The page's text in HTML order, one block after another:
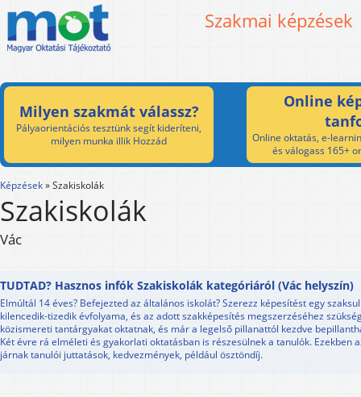
Szakmai képzések
Milyen szakmát válassz?
Pályaorientációs tesztünk segít kideríteni,
milyen munka illik Hozzád
Online
Online oktatás, e-
és válogass 165+
Képzések»Szakiskolák
Szakiskolák
Vác
TUDTAD? Hasznos infók Szakiskolák kategóriáról (Vác helyszín)
Elmúltál 14 éves? Befejezted az általános iskolát? Szerezz képesítést egy
kilencedik-tizedik évfolyama, és az adott szakképesítés megszerzéséhez
közismereti tantárgyakat oktatnak, és már a legelső pillanattól kezdve
Két évre rá elméleti és gyakorlati oktatásban is részesülnek a tanulók. Ezekben
járnak tanulói juttatások, kedvezmények, például ösztöndíj.